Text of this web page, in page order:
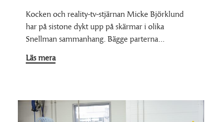
Kocken och reality-tv-stjärnan Micke Björklund
har på sistone dykt upp på skärmar i olika
Snellman sammanhang. Bägge parterna…
Läs mera